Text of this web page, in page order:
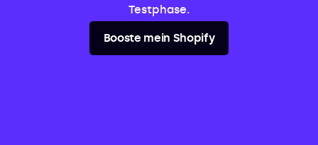
Testphase.
Booste mein Shopify